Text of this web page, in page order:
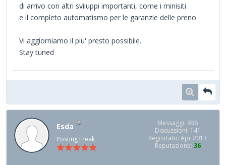
di arrivo con altri sviluppi importanti, come i minisiti
e il completo automatismo per le garanzie delle preno.
Vi aggiorniamo il piu' presto possibile.
Stay tuned
Esda
Posting Freak
Messaggi: 936
Discussioni: 141
Registrato: Apr 2013
Reputazione: 36